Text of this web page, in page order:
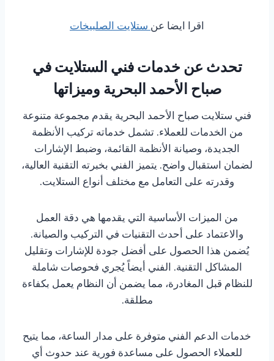
اقرا ايضا عنستلايت الصلبيخات
تحدث عن خدمات فني الستلايت في
صباح الأحمد البحرية وميزاتها
فني ستلايت صباح الأحمد البحرية يقدم مجموعة متنوعة
من الخدمات للعملاء. تشمل خدماته تركيب الأنظمة
الجديدة، وصيانة الأنظمة القائمة، وضبط الإشارات
لضمان استقبال واضح. يتميز الفني بخبرته التقنية العالية،
وقدرته على التعامل مع مختلف أنواع الستلايت.
من الميزات الأساسية التي يقدمها هي دقة العمل
والاعتماد على أحدث التقنيات في التركيب والصيانة.
يُضمن هذا الحصول على أفضل جودة للإشارات وتقليل
المشاكل التقنية. الفني أيضاً يُجري فحوصات شاملة
للنظام قبل المغادرة، مما يضمن أن النظام يعمل بكفاءة
مطلقة.
خدمات الدعم الفني متوفرة على مدار الساعة، مما يتيح
للعملاء الحصول على مساعدة فورية عند حدوث أي